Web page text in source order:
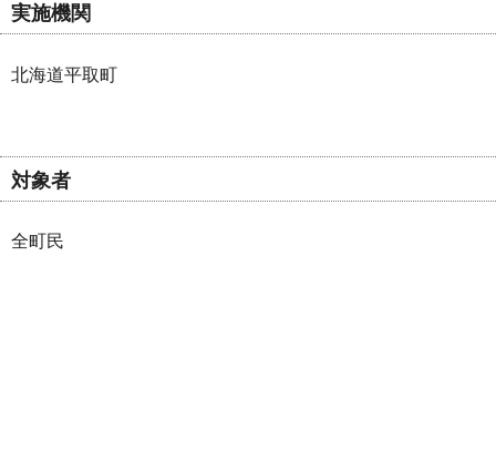
実施機関
北海道平取町
対象者
全町民